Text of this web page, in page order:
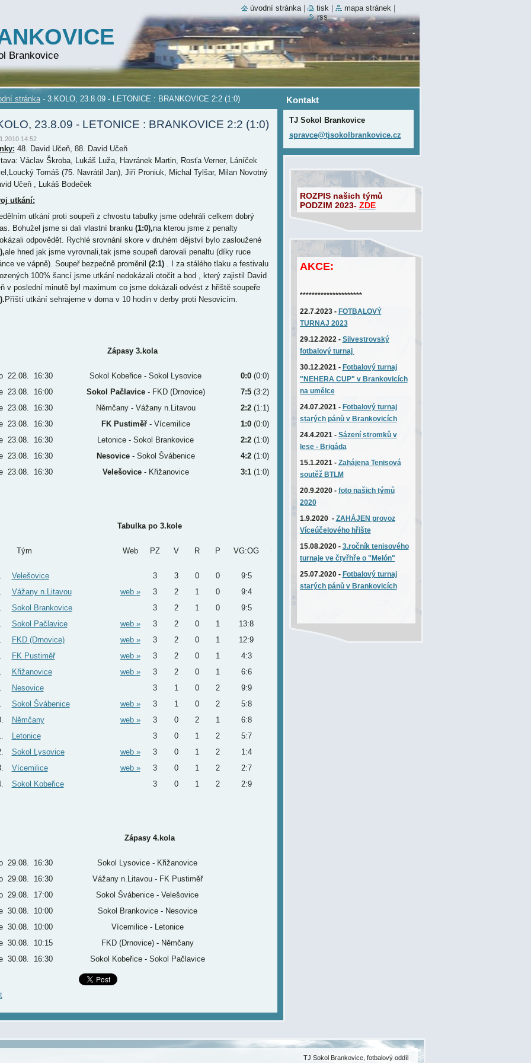
Brankovice
stránka - 3.KOLO, 23.8.09 - LETONICE : BRANKOVICE 2:2 (1:0)
23.8.09 - LETONICE : BRANKOVICE 2:2 (1:0)
14:52
48. David Učeň, 88. David Učeň
Václav Škroba, Lukáš Luža, Havránek Martin, Rosťa Verner, Láníček
Tomáš (75. Navrátil Jan), Jiří Proniuk, Michal Tylšar, Milan Novotný
Učeň , Lukáš Bodeček
utkání:
utkání proti soupeři z chvostu tabulky jsme odehráli celkem dobrý
Bohužel jsme si dali vlastní branku (1:0),na kterou jsme z penalty
odpovědět. Rychlé srovnání skore v druhém dějství bylo zasloužené
ale hned jak jsme vyrovnali,tak jsme soupeři darovali penaltu (díky ruce
ve vápně). Soupeř bezpečně proměnil (2:1). I za stálého tlaku a festivalu
100% šancí jsme utkání nedokázali otočit a bod , který zajistil David
v poslední minutě byl maximum co jsme dokázali odvést z hřiště soupeře
Příští utkání sehrajeme v doma v 10 hodin v derby proti Nesovicím.
Zápasy 3.kola
22.08. 16:30 Sokol Kobeřice - Sokol Lysovice 0:0(0:0)
více »
23.08. 16:00 Sokol Pačlavice- FKD (Drnovice) 7:5(3:2)
více »
23.08. 16:30 Němčany - Vážany n.Litavou 2:2(1:1)
více »
23.08. 16:30 FK Pustiměř- Vícemilice 1:0(0:0)
více »
23.08. 16:30 Letonice - Sokol Brankovice 2:2(1:0)
více »
23.08. 16:30 Nesovice- Sokol Švábenice 4:2(1:0)
23.08. 16:30 Velešovice- Křižanovice 3:1(1:0) více »
Tabulka po 3.kole
Tým Web PZ V R P VG:OG +/- PB
Velešovice 3 3 0 0 9:5
9
Vážany n.Litavou web » 3 2 1 0 9:4
7
Sokol Brankovice 3 2 1 0 9:5
Sokol Pačlavice web » 3 2 0 1 13:8
6
FKD (Drnovice) web » 3 2 0 1 12:9
FK Pustiměř web » 3 2 0 1 4:3
Křižanovice web » 3 2 0 1 6:6
Nesovice 3 1 0 2 9:9
Sokol Švábenice web » 3 1 0 2 5:8
Němčany web » 3 0 2 1 6:8
Letonice 3 0 1 2 5:7
Sokol Lysovice web » 3 0 1 2 1:4
Vícemilice web » 3 0 1 2 2:7
Sokol Kobeřice 3 0 1 2 2:9
Zápasy 4.kola
29.08. 16:30
Sokol Lysovice - Křižanovice
29.08. 16:30
Vážany n.Litavou - FK Pustiměř
29.08. 17:00
Sokol Švábenice - Velešovice
30.08. 10:00
Sokol Brankovice - Nesovice
30.08. 10:00
Vícemilice - Letonice
30.08. 10:15
FKD (Drnovice) - Němčany
30.08. 16:30 Sokol Kobeřice - Sokol Pačlavice
Kontakt
TJ Sokol Brankovice
spravce@tjsokolbrankovice.cz
ROZPIS našich týmů
PODZIM 2023- ZDE
AKCE:
*********************
22.7.2023 - FOTBALOVÝ
TURNAJ 2023
29.12.2022 - Silvestrovský
fotbalový turnaj
30.12.2021 - Fotbalový turnaj
"NEHERA CUP" v Brankovicích
na umělce
24.07.2021 - Fotbalový turnaj
starých pánů v Brankovicích
24.4.2021 - Sázení stromků v
lese - Brigáda
15.1.2021 - Zahájena Tenisová
soutěž BTLM
20.9.2020 - foto našich týmů
2020
1.9.2020 - ZAHÁJEN provoz
Víceúčelového hřište
15.08.2020 - 3.ročník tenisového
turnaje ve čtyřhře o "Melón"
25.07.2020 - Fotbalový turnaj
starých pánů v Brankovicích
úvodní stránka tisk mapa stránek
rss
TJ Sokol Brankovice, fotbalový oddíl